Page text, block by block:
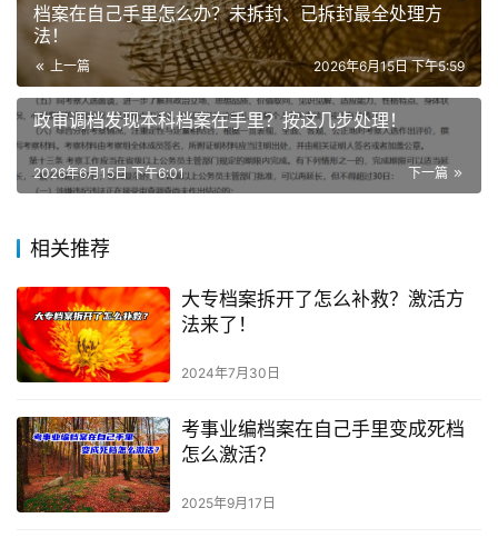
档案在自己手里怎么办？未拆封、已拆封最全处理方
法！
上一篇 2026年6月15日 下午5:59
政审调档发现本科档案在手里？按这几步处理！
下一篇
2026年6月15日 下午6:01
相关推荐
大专档案拆开了怎么补救？激活方
法来了！
2024年7月30日
考事业编档案在自己手里变成死档
怎么激活？
2025年9月17日